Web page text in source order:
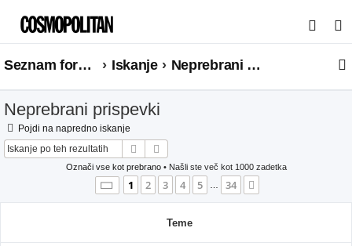
s
a
Seznam forumov Iskanje Neprebrani prispevki
Neprebrani prispevki
Pojdi na napredno iskanje
Iskanje
Označi vse kot prebrano• Našli ste več kot 1000 zadetka
Stran 1od34
1 2 3 4 5 … 34
Teme